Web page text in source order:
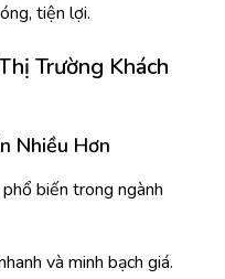
tiện lợi.
Trường Khách
Nhiều Hơn
biến trong ngành
và minh bạch giá.